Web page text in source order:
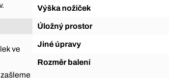
ve
Výška nožiček
Úložný prostor
Jiné úpravy
Rozměr balení